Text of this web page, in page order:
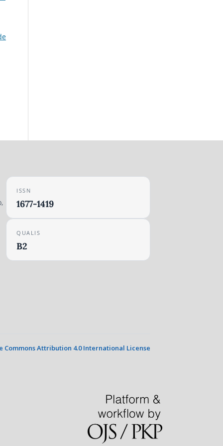
ISSN
1677-1419
QUALIS
B2
Commons Attribution 4.0 International License